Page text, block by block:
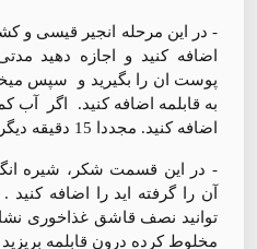
- در این مرحله انجیر قیسی و
اضافه کنید و اجازه دهید
پوست ان را بگیرید و سپس
به قابلمه اضافه کنید. اگر
اضافه کنید. مجددا 15 دقيقه دیگر روی حرارت متوسط بپزید.
- در این قسمت شکر، شیره
آن را گرفته اید را اضافه
مخلوط کرده درون قابلمه بریزید